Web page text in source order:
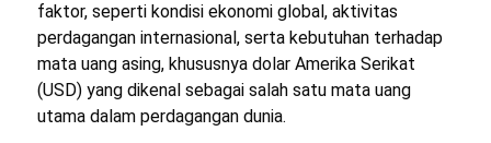
faktor, seperti kondisi ekonomi global, aktivitas
perdagangan internasional, serta kebutuhan terhadap
mata uang asing, khususnya dolar Amerika Serikat
(USD) yang dikenal sebagai salah satu mata uang
utama dalam perdagangan dunia.